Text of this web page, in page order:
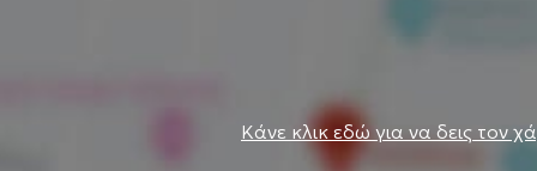
Κάνε κλικ εδώ για να δεις τον